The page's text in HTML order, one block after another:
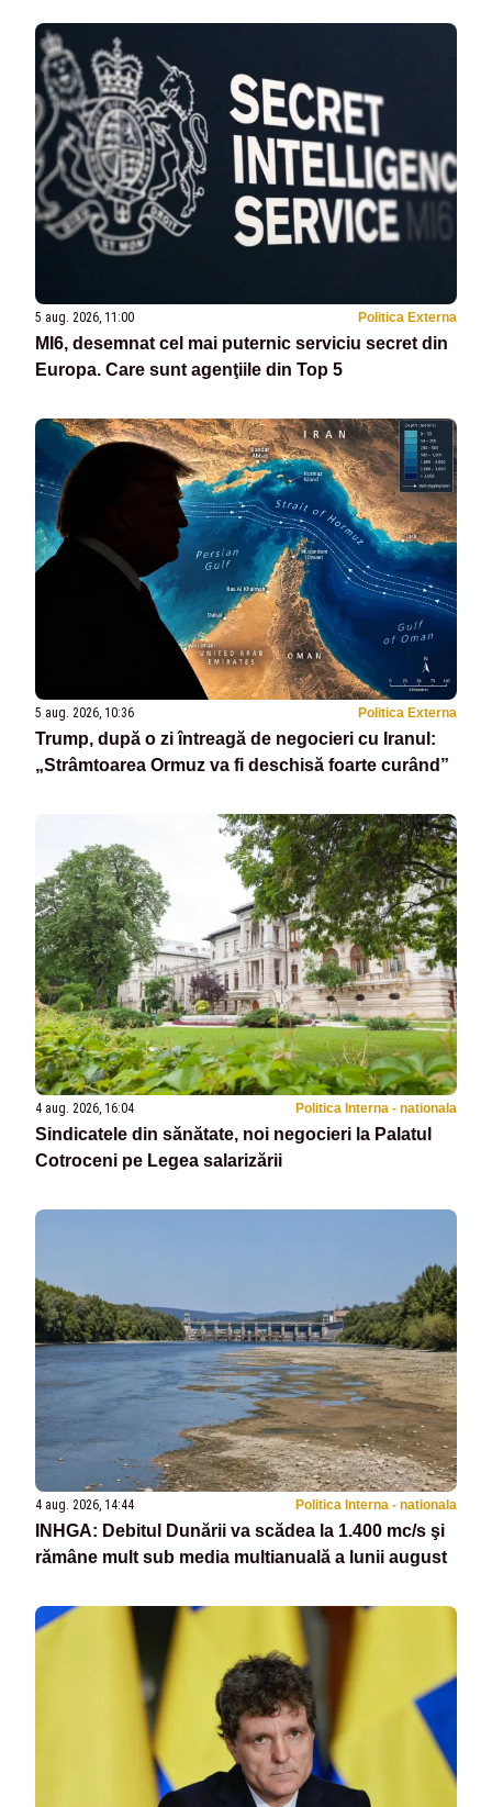
5 aug. 2026, 11:00 Politica Externa
MI6, desemnat cel mai puternic serviciu secret din
Europa. Care sunt agenţiile din Top 5
5 aug. 2026, 10:36 Politica Externa
Trump, după o zi întreagă de negocieri cu Iranul:
„Strâmtoarea Ormuz va fi deschisă foarte curând”
4 aug. 2026, 16:04 Politica Interna - nationala
Sindicatele din sănătate, noi negocieri la Palatul
Cotroceni pe Legea salarizării
4 aug. 2026, 14:44 Politica Interna - nationala
INHGA: Debitul Dunării va scădea la 1.400 mc/s şi
rămâne mult sub media multianuală a lunii august